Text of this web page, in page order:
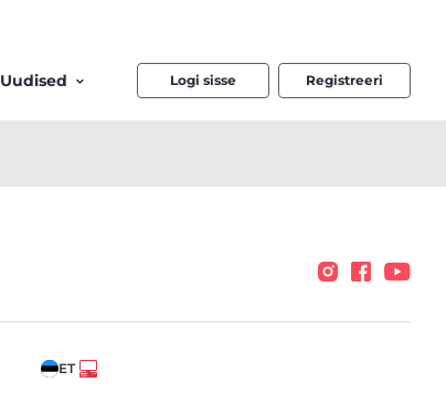
Uudised Logi sisse Registreeri
ET